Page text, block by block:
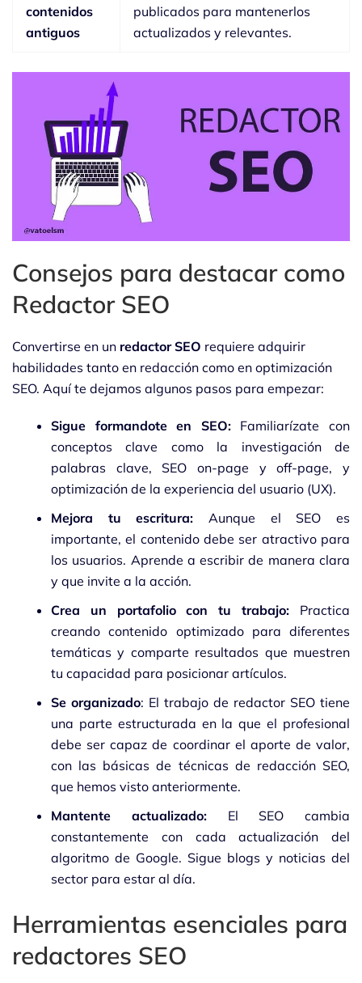
contenidos
antiguos
publicados para mantenerlos
actualizados y relevantes.
Consejos para destacar como
Redactor SEO
Convertirse en un redactor SEO requiere adquirir
habilidades tanto en redacción como en optimización
SEO. Aquí te dejamos algunos pasos para empezar:
Sigue formandote en SEO:Familiarízate con
conceptos clave como la investigación de
palabras clave, SEO on-page y off-page, y
optimización de la experiencia del usuario (UX).
Mejora tu escritura: Aunque el SEO es
importante, el contenido debe ser atractivo para
los usuarios. Aprende a escribir de manera clara
y que invite a la acción.
Crea un portafolio con tu trabajo: Practica
creando contenido optimizado para diferentes
temáticas y comparte resultados que muestren
tu capacidad para posicionar artículos.
Se organizado: El trabajo de redactor SEO tiene
una parte estructurada en la que el profesional
debe ser capaz de coordinar el aporte de valor,
con las básicas de técnicas de redacción SEO,
que hemos visto anteriormente.
Mantente actualizado:El SEO cambia
constantemente con cada actualización del
algoritmo de Google. Sigue blogs y noticias del
sector para estar al día.
Herramientas esenciales para
redactores SEO